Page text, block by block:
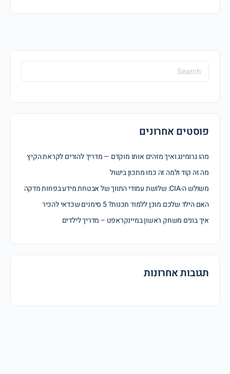
פוסטים אחרונים
מהו גרומינג ואיך מזהים אותו מוקדם — מדריך להורים לקראת הקיץ
מה זה קוד ולמה זה כמו מתכון בישול
משולש ה-CIA: שלושת עמודי התווך של אבטחת מידע בפחות מדקה
האם הילד שלכם מוכן ללמוד תכנות? 5 סימנים שכדאי להכיר
איך בונים משחק ראשון במיינקראפט – מדריך לילדים
תגובות אחרונות